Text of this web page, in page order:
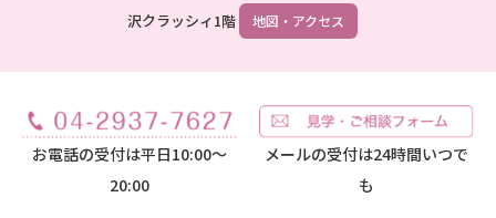
沢クラッシィ1階
地図・アクセス
お電話の受付は平日10:00～
20:00
メールの受付は24時間いつで
も